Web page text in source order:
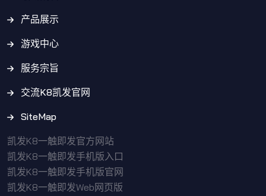
产品展示
游戏中心
服务宗旨
交流K8凯发官网
SiteMap
凯发K8一触即发官方网站
凯发K8一触即发手机版入口
凯发K8一触即发手机版官网
凯发K8一触即发Web网页版